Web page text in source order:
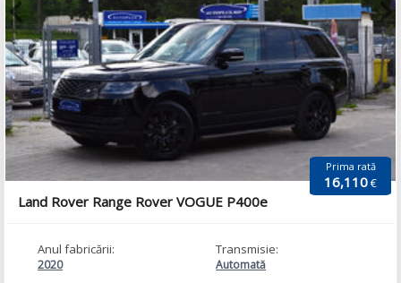
Prima rată
16,110€
Land Rover Range Rover VOGUE P400e
Anul fabricării:
2020
Transmisie:
Automată